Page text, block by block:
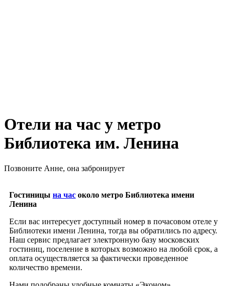
Отели на час у метро
Библиотека им. Ленина
Позвоните Анне, она забронирует
Гостиницы на час около метро Библиотека имени
Ленина
Если вас интересует доступный номер в почасовом отеле у
Библиотеки имени Ленина, тогда вы обратились по адресу.
Наш сервис предлагает электронную базу московских
гостиниц, поселение в которых возможно на любой срок, а
оплата осуществляется за фактически проведенное
количество времени.